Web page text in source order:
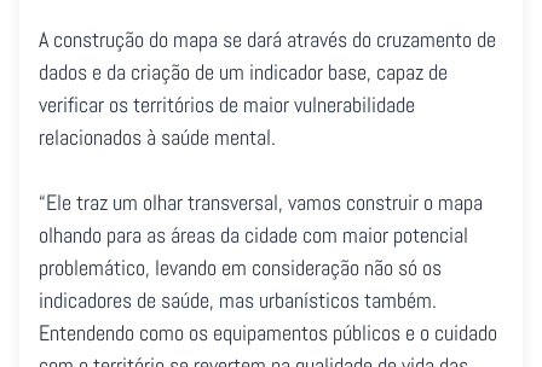
A construção do mapa se dará através do cruzamento de
dados e da criação de um indicador base, capaz de
verificar os territórios de maior vulnerabilidade
relacionados à saúde mental.
“Ele traz um olhar transversal, vamos construir o mapa
olhando para as áreas da cidade com maior potencial
problemático, levando em consideração não só os
indicadores de saúde, mas urbanísticos também.
Entendendo como os equipamentos públicos e o cuidado